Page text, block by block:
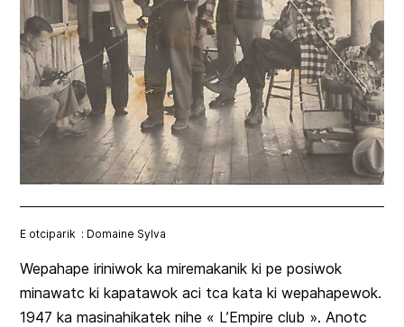
E otciparik : Domaine Sylva
Wepahape iriniwok ka miremakanik ki pe posiwok
minawatc ki kapatawok aci tca kata ki wepahapewok.
1947 ka masinahikatek nihe « L’Empire club ». Anotc